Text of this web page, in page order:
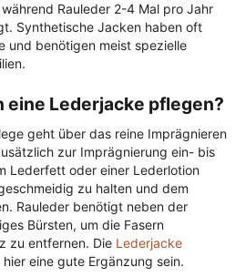
Rauleder 2-4 Mal pro Jahr
Synthetische Jacken haben oft
und benötigen meist spezielle
eine Lederjacke pflegen?
geht über das reine Imprägnieren
zur Imprägnierung ein- bis
Lederfett oder einer Lederlotion
zu halten und dem
Rauleder benötigt neben der
Bürsten, um die Fasern
zu entfernen. Die Lederjacke
eine gute Ergänzung sein.